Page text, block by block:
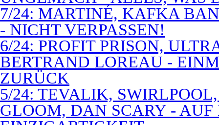
7/24: MARTINÉ, KAFKA
- NICHT VERPASSEN!
6/24: PROFIT PRISON,
BERTRAND LOREAU -
ZURÜCK
5/24: TEVALIK,
GLOOM, DAN SCARY -